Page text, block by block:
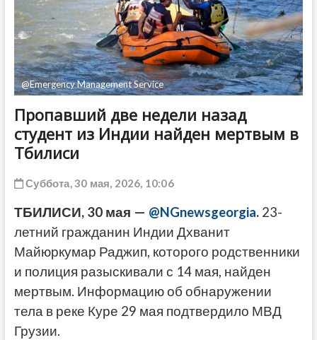
@Emergency Management Service
Пропавший две недели назад
студент из Индии найден мертвым в
Тбилиси
Суббота, 30 мая, 2026, 10:06
ТБИЛИСИ, 30 мая — @NGnewsgeorgia. 23-
летний гражданин Индии Дхванит
Майюркумар Раджип, которого родственники
и полиция разыскивали с 14 мая, найден
мертвым. Информацию об обнаружении
тела в реке Куре 29 мая подтвердило МВД
Грузии.